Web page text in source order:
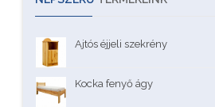
Ajtós éjjeli szekrény
Kocka fenyő ágy